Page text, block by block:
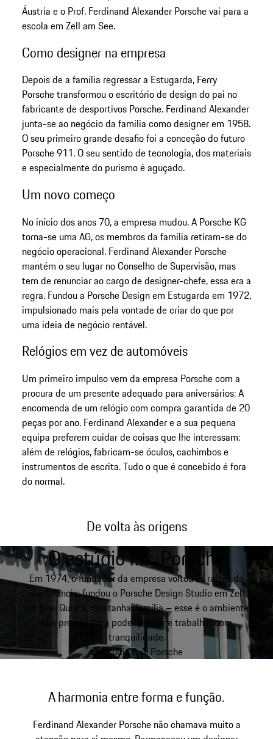
Áustria e o Prof. Ferdinand Alexander Porsche vai para a
escola em Zell am See.
Como designer na empresa
Depois de a família regressar a Estugarda, Ferry
Porsche transformou o escritório de design do pai no
fabricante de desportivos Porsche. Ferdinand Alexander
junta-se ao negócio da família como designer em 1958.
O seu primeiro grande desafio foi a conceção do futuro
Porsche 911. O seu sentido de tecnologia, dos materiais
e especialmente do purismo é aguçado.
Um novo começo
No início dos anos 70, a empresa mudou. A Porsche KG
torna-se uma AG, os membros da família retiram-se do
negócio operacional. Ferdinand Alexander Porsche
mantém o seu lugar no Conselho de Supervisão, mas
tem de renunciar ao cargo de designer-chefe, essa era a
regra. Fundou a Porsche Design em Estugarda em 1972,
impulsionado mais pela vontade de criar do que por
uma ideia de negócio rentável.
Relógios em vez de automóveis
Um primeiro impulso vem da empresa Porsche com a
procura de um presente adequado para aniversários: A
encomenda de um relógio com compra garantida de 20
peças por ano. Ferdinand Alexander e a sua pequena
equipa preferem cuidar de coisas que lhe interessam:
além de relógios, fabricam-se óculos, cachimbos e
instrumentos de escrita. Tudo o que é concebido é fora
do normal.
De volta às origens
O estúdio f.A. Porsche
Em 1974, o fundador da empresa voltou às raízes da
sua infância: fundou o Porsche Design Studio em Zell
am See. Quinta, montanha, família – esse é o ambiente
que precisa para poder pensar e trabalhar com
tranquilidade.
O estúdio F. A. Porsche
A harmonia entre forma e função.
Ferdinand Alexander Porsche não chamava muito a